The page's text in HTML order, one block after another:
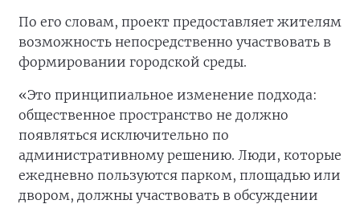
По его словам, проект предоставляет жителям
возможность непосредственно участвовать в
формировании городской среды.
«Это принципиальное изменение подхода:
общественное пространство не должно
появляться исключительно по
административному решению. Люди, которые
ежедневно пользуются парком, площадью или
двором, должны участвовать в обсуждении